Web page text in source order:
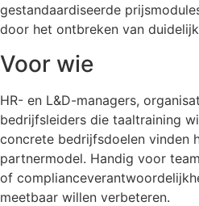
gestandaardiseerde
door het ontbreken van
Voor wie
HR- en L&D-managers,
bedrijfsleiders die taaltraining
concrete bedrijfsdoelen vinden
partnermodel. Handig voor
of
meetbaar willen verbeteren.